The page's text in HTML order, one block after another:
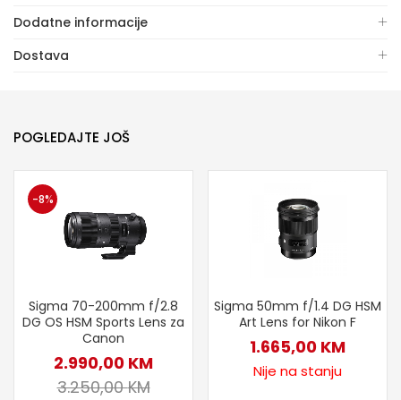
Dodatne informacije
Dostava
POGLEDAJTE JOŠ
-8%
Sigma 70-200mm f/2.8
DG OS HSM Sports Lens za
Canon
2.990,00 KM
3.250,00KM
Sigma 50mm f/1.4 DG HSM
Art Lens for Nikon F
1.665,00 KM
Nije na stanju